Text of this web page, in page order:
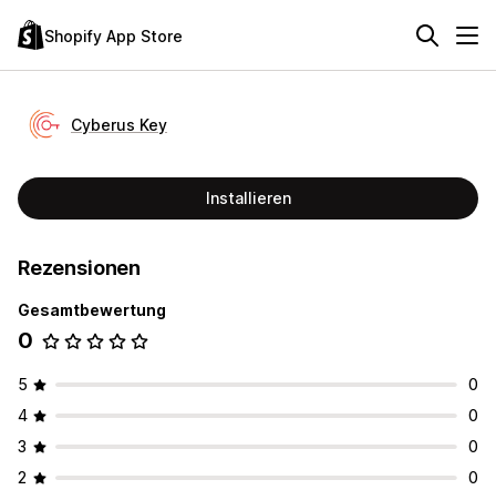
Shopify App Store
Cyberus Key
Installieren
Rezensionen
Gesamtbewertung
0
5
0
4
0
3
0
2
0